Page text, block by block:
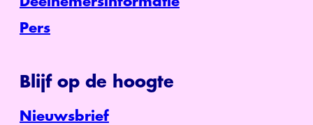
Pers
Blijf op de hoogte
Nieuwsbrief